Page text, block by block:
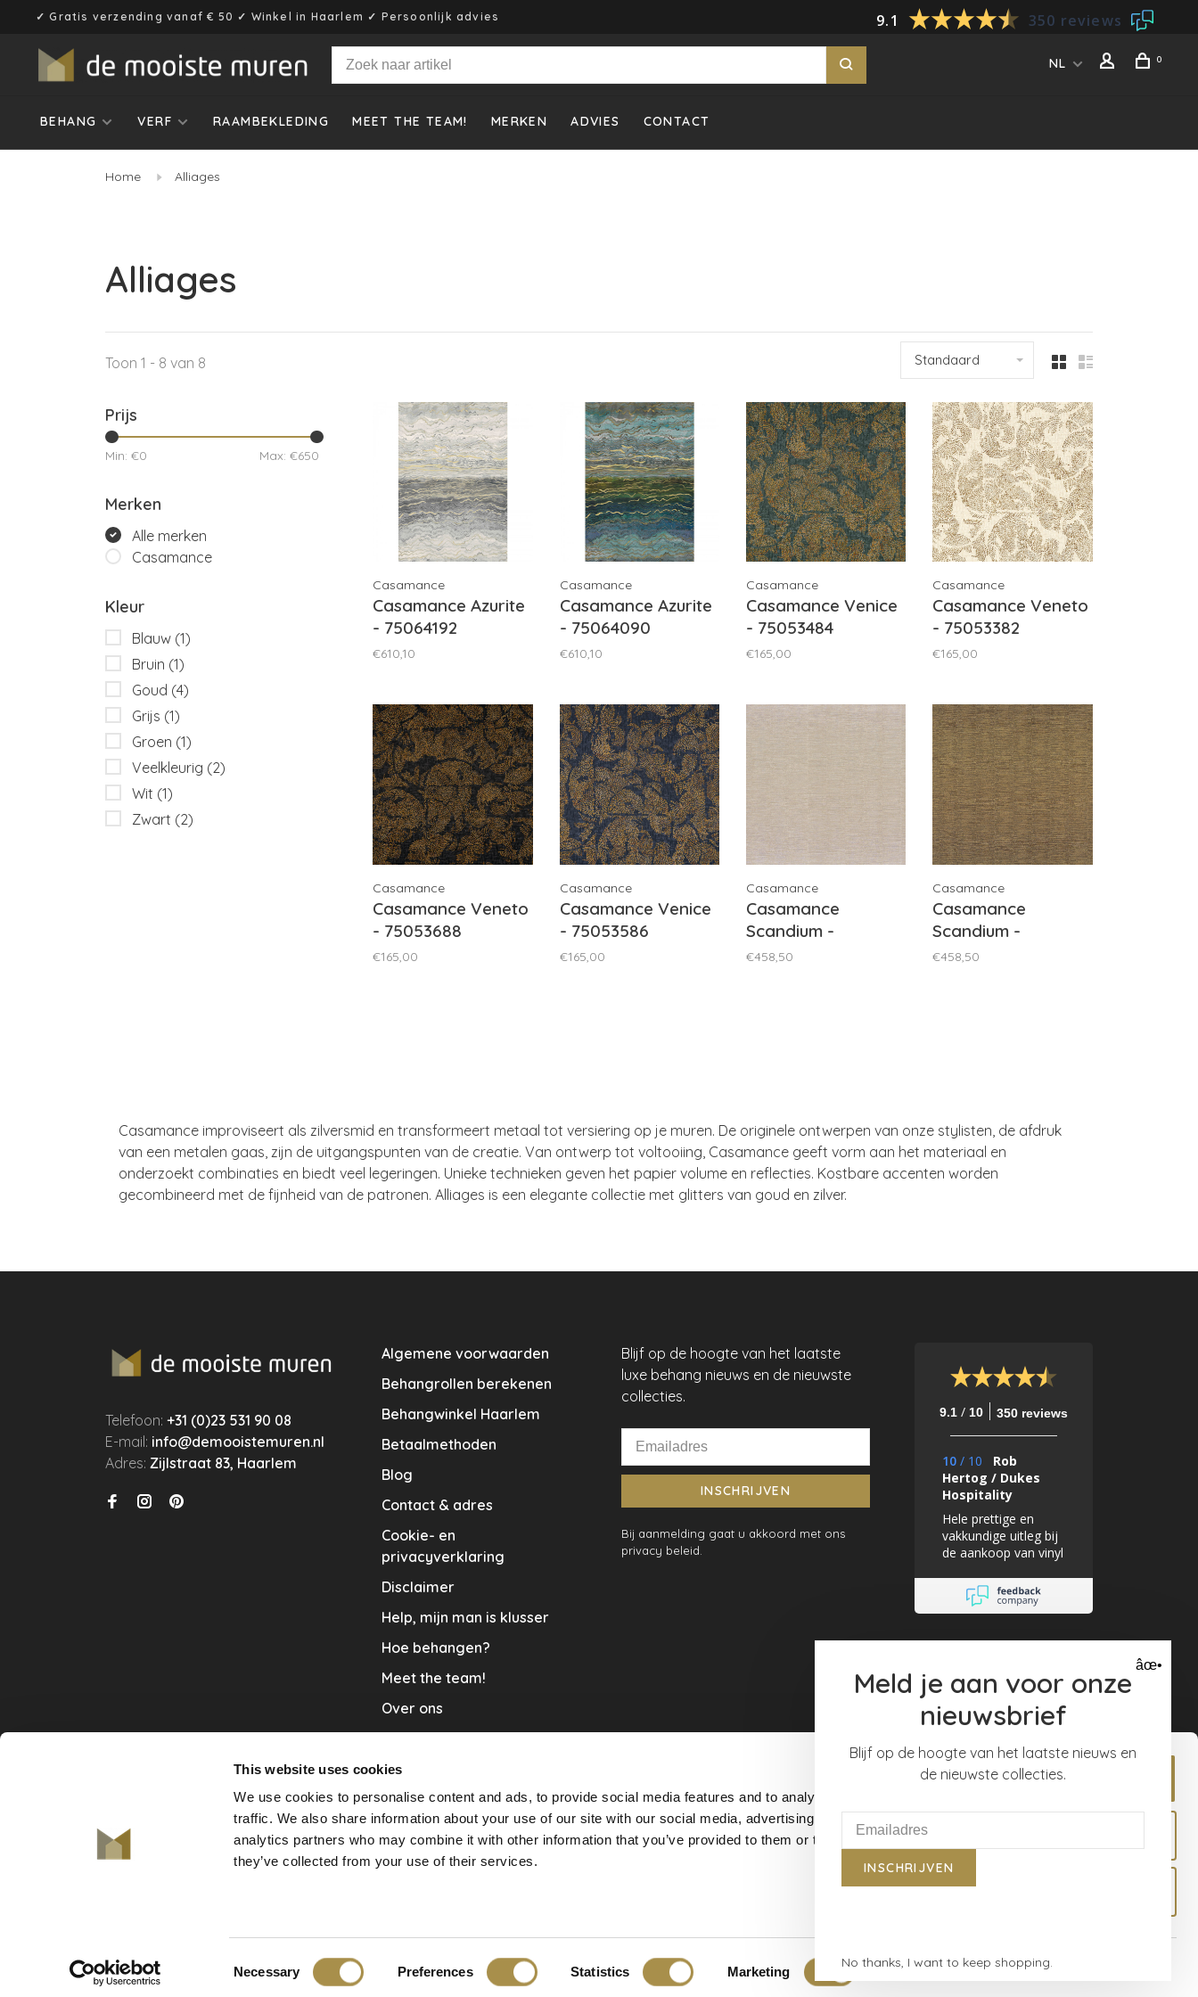
This website uses cookies
We use cookies to personalise content and ads, to provide social media features and to analyse our
traffic. We also share information about your use of our site with our social media, advertising and
analytics partners who may combine it with other information that you’ve provided to them or that
they’ve collected from your use of their services.
Necessary Preferences Statistics Marketing Show details
Allow all
9.1 350 reviews
✓ Gratis verzending vanaf € 50 ✓ Winkel in Haarlem ✓ Persoonlijk advies
NL 0
BEHANG VERF RAAMBEKLEDING MEET THE TEAM! MERKEN ADVIES CONTACT
Home Alliages
Alliages
Toon 1 - 8 van 8 Standaard
Prijs
Min: €0 Max: €650
Merken
Alle merken
Casamance
Kleur
Blauw (1)
Bruin (1)
Goud (4)
Grijs (1)
Groen (1)
Veelkleurig (2)
Wit (1)
Zwart (2)
Casamance
Casamance Azurite
- 75064192
€610,10
Casamance
Casamance Azurite
- 75064090
€610,10
Casamance
Casamance Venice
- 75053484
€165,00
Casamance
Casamance Veneto
- 75053382
€165,00
Casamance
Casamance Veneto
- 75053688
€165,00
Casamance
Casamance Venice
- 75053586
€165,00
Casamance
Casamance
Scandium -
75031834
€458,50
Casamance
Casamance
Scandium -
75031630
€458,50
Casamance improviseert als zilversmid en transformeert metaal tot versiering op je muren. De originele ontwerpen van onze stylisten, de afdruk
van een metalen gaas, zijn de uitgangspunten van de creatie. Van ontwerp tot voltooiing, Casamance geeft vorm aan het materiaal en
onderzoekt combinaties en biedt veel legeringen. Unieke technieken geven het papier volume en reflecties. Kostbare accenten worden
gecombineerd met de fijnheid van de patronen. Alliages is een elegante collectie met glitters van goud en zilver.
Telefoon:+31 (0)23 531 90 08
E-mail: info@demooistemuren.nl
Adres:Zijlstraat 83, Haarlem
Algemene voorwaarden
Behangrollen berekenen
Behangwinkel Haarlem
Betaalmethoden
Blog
Contact & adres
Cookie- en
privacyverklaring
Disclaimer
Help, mijn man is klusser
Hoe behangen?
Meet the team!
Over ons
Samenwerkingen
Traplopers en vloerkleden
Vacature
Verzending & Retour
Blijf op de hoogte van het laatste
luxe behang nieuws en de nieuwste
collecties.
INSCHRIJVEN
Bij aanmelding gaat u akkoord met ons
privacy beleid.
9.1 / 10 350 reviews
10 / 10
Rob
Hertog / Dukes
Hospitality
Hele prettige en
vakkundige uitleg bij
de aankoop van vinyl
mooie en zeer
uitgebreide collectie.
-De Mooiste Muren scores a out of130 klantbeoordelingen atThe Feedback
Company
âœ•
Meld je aan voor onze
nieuwsbrief
Blijf op de hoogte van het laatste nieuws en
de nieuwste collecties.
INSCHRIJVEN
No thanks, I want to keep shopping.